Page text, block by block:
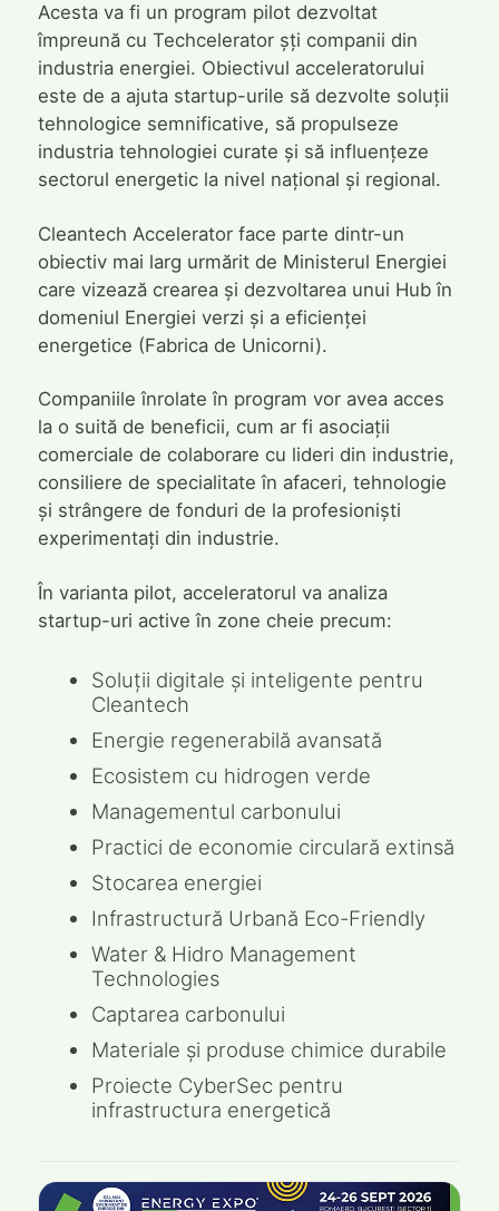
Acesta va fi un program pilot dezvoltat
împreună cu Techcelerator șți companii din
industria energiei. Obiectivul acceleratorului
este de a ajuta startup-urile să dezvolte soluții
tehnologice semnificative, să propulseze
industria tehnologiei curate și să influențeze
sectorul energetic la nivel național și regional.
Cleantech Accelerator face parte dintr-un
obiectiv mai larg urmărit de Ministerul Energiei
care vizează crearea și dezvoltarea unui Hub în
domeniul Energiei verzi și a eficienței
energetice (Fabrica de Unicorni).
Companiile înrolate în program vor avea acces
la o suită de beneficii, cum ar fi asociații
comerciale de colaborare cu lideri din industrie,
consiliere de specialitate în afaceri, tehnologie
și strângere de fonduri de la profesioniști
experimentați din industrie.
În varianta pilot, acceleratorul va analiza
startup-uri active în zone cheie precum:
Soluții digitale și inteligente pentru
Cleantech
Energie regenerabilă avansată
Ecosistem cu hidrogen verde
Managementul carbonului
Practici de economie circulară extinsă
Stocarea energiei
Infrastructură Urbană Eco-Friendly
Water & Hidro Management
Technologies
Captarea carbonului
Materiale și produse chimice durabile
Proiecte CyberSec pentru
infrastructura energetică